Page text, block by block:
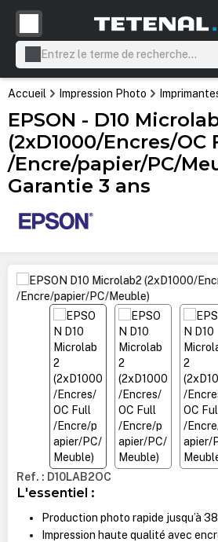
principal
Accueil Impression Photo
EPSON - D10
(2xD1000/Encres/OC
/Encre/papier/PC/
Garantie 3 ans
Ignorer la galerie d'images
Ref. : D10LAB2OC
L'essentiel :
Production photo rapide jusqu’à
Impression haute qualité avec